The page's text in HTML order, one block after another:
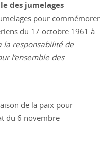
des jumelages
pour commémorer
du 17 octobre 1961 à
la responsabilité de
l’ensemble des
de la paix pour
du 6 novembre